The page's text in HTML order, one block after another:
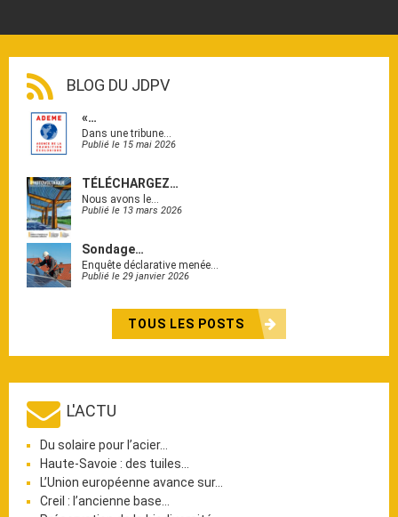
BLOG DU JDPV
«…
Dans une tribune…
Publié le 15 mai 2026
TÉLÉCHARGEZ…
Nous avons le…
Publié le 13 mars 2026
Sondage…
Enquête déclarative menée…
Publié le 29 janvier 2026
TOUS LES POSTS
L'ACTU
Du solaire pour l’acier…
Haute-Savoie : des tuiles…
L’Union européenne avance sur…
Creil : l’ancienne base…